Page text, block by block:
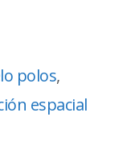
polos,
espacial